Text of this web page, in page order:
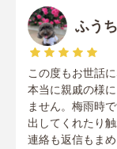
ふう
この度もお世話
本当に親戚の様
ません。梅雨時
出してくれたり
連絡も返信もま